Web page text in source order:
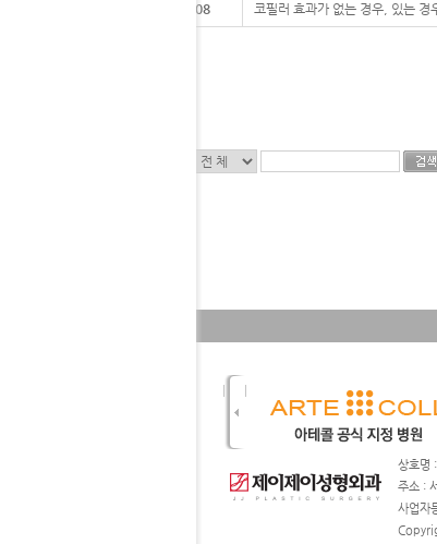
208 코필러 효과가 없는 경우, 있는 경
상호명
주소 :
사업